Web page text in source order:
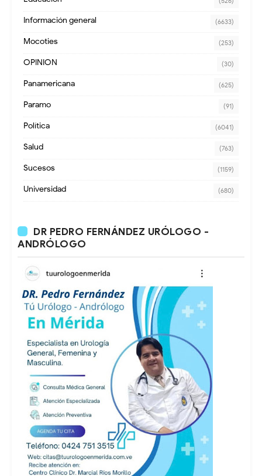
Información general (6633)
Mocoties (253)
OPINION (30)
Panamericana (625)
Paramo (91)
Política (6041)
Salud (763)
Sucesos (1159)
Universidad (680)
DR PEDRO FERNÁNDEZ URÓLOGO -
ANDRÓLOGO